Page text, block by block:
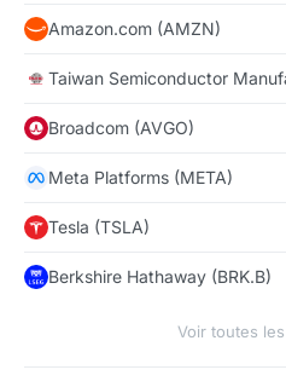
Amazon.com (AMZN)
Taiwan Semiconductor
Broadcom (AVGO)
Meta Platforms (META)
Tesla (TSLA)
Berkshire Hathaway (BRK.B)
Voir toutes